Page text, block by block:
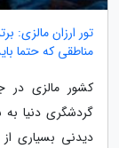
تور ارزان مالزی:
مناطقی که حتما
کشور مالزی در
گردشگری دنیا
دیدنی بسیاری